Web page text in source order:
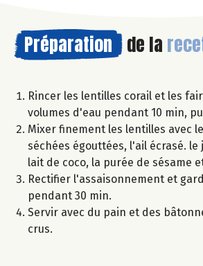
Préparation de la
Rincer les lentilles corail et les
volumes d'eau pendant 10 min,
Mixer finement les lentilles avec
séchées égouttées, l'ail écrasé. le
lait de coco, la purée de sésame
Rectifier l'assaisonnement et
pendant 30 min.
Servir avec du pain et des
crus.